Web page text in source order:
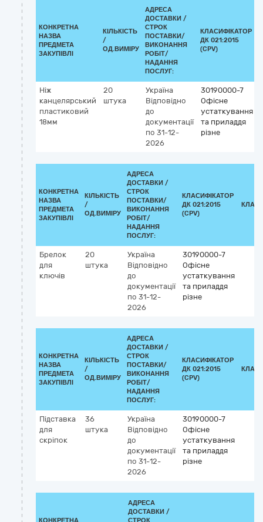
КОНКРЕТНА
НАЗВА
ПРЕДМЕТА
ЗАКУПІВЛІ
КІЛЬКІСТЬ
/
ОД.ВИМІРУ
АДРЕСА
ДОСТАВКИ /
СТРОК
ПОСТАВКИ/
ВИКОНАННЯ
РОБІТ/
НАДАННЯ
ПОСЛУГ:
КЛАСИФІКАТОР
ДК 021:2015
(CPV)
Ніж
канцелярський
пластиковий
18мм
20
штука
Україна
Відповідно
до
документації
по 31-12-
2026
30190000-7
Офісне
устаткування
та приладдя
різне
КОНКРЕТНА
НАЗВА
ПРЕДМЕТА
ЗАКУПІВЛІ
КІЛЬКІСТЬ
/
ОД.ВИМІРУ
АДРЕСА
ДОСТАВКИ /
СТРОК
ПОСТАВКИ/
ВИКОНАННЯ
РОБІТ/
НАДАННЯ
ПОСЛУГ:
КЛАСИФІКАТОР
ДК 021:2015
(CPV)
Брелок
для
ключів
20
штука
Україна
Відповідно
до
документації
по 31-12-
2026
30190000-7
Офісне
устаткування
та приладдя
різне
КОНКРЕТНА
НАЗВА
ПРЕДМЕТА
ЗАКУПІВЛІ
КІЛЬКІСТЬ
/
ОД.ВИМІРУ
АДРЕСА
ДОСТАВКИ /
СТРОК
ПОСТАВКИ/
ВИКОНАННЯ
РОБІТ/
НАДАННЯ
ПОСЛУГ:
КЛАСИФІКАТОР
ДК 021:2015
(CPV)
Підставка
для
скріпок
36
штука
Україна
Відповідно
до
документації
по 31-12-
2026
30190000-7
Офісне
устаткування
та приладдя
різне
АДРЕСА
ДОСТАВКИ /